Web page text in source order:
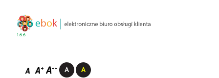
1.6.6